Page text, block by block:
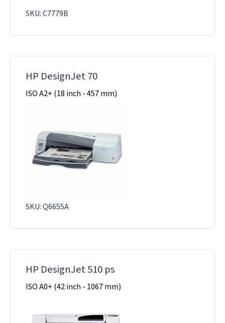
SKU: C7779B
HP DesignJet 70
ISO A2+ (18 inch - 457 mm)
SKU: Q6655A
HP DesignJet 510 ps
ISO A0+ (42 inch - 1067 mm)